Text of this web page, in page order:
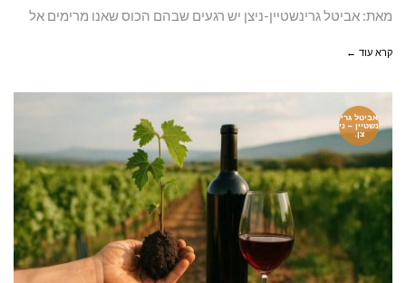
מאת: אביטל גרינשטיין-ניצן יש רגעים שבהם הכוס שאנו מרימים אל
קרא עוד ←
אביטל גרי
נשטיין – ני
צן.